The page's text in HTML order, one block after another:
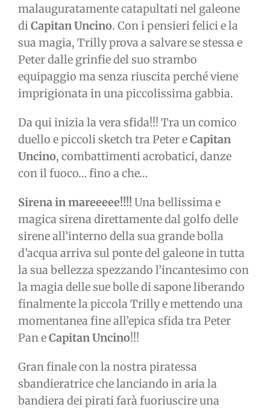
malauguratamente catapultati nel galeone
diCapitan Uncino. Con i pensieri felici e la
sua magia, Trilly prova a salvare se stessa e
Peter dalle grinfie del suo strambo
equipaggio ma senza riuscita perché viene
imprigionata in una piccolissima gabbia.
Da qui inizia la vera sfida!!! Tra un comico
duello e piccoli sketch tra Peter eCapitan
Uncino, combattimenti acrobatici, danze
con il fuoco… fino a che…
Sirena in mareeeee!!!!Una bellissima e
magica sirena direttamente dal golfo delle
sirene all’interno della sua grande bolla
d’acqua arriva sul ponte del galeone in tutta
la sua bellezza spezzando l’incantesimo con
la magia delle sue bolle di sapone liberando
finalmente la piccola Trilly e mettendo una
momentanea fine all’epica sfida tra Peter
Pan eCapitan Uncino!!!
Gran finale con la nostra piratessa
sbandieratrice che lanciando in aria la
bandiera dei pirati farà fuoriuscire una